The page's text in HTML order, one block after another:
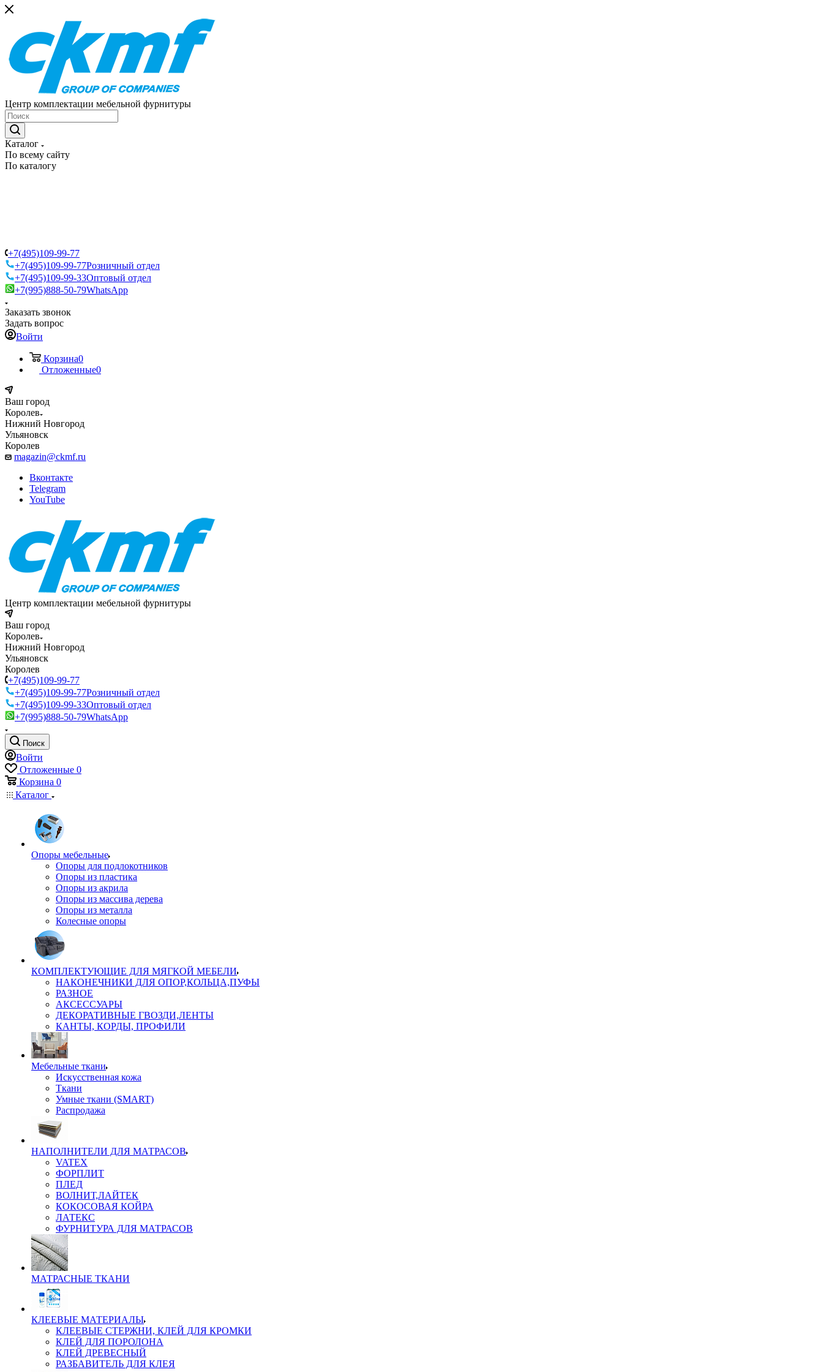
Центр комплектации мебельной фурнитуры
Каталог
По всему сайту
По каталогу
+7(495)109-99-77
+7(495)109-99-77Розничный отдел
+7(495)109-99-33Оптовый отдел
+7(995)888-50-79WhatsApp
Заказать звонок
Задать вопрос
Войти
Корзина0
Отложенные0
Ваш город
Королев
Нижний Новгород
Ульяновск
Королев
magazin@ckmf.ru
Вконтакте
Telegram
YouTube
Центр комплектации мебельной фурнитуры
Ваш город
Королев
Нижний Новгород
Ульяновск
Королев
+7(495)109-99-77
+7(495)109-99-77Розничный отдел
+7(495)109-99-33Оптовый отдел
+7(995)888-50-79WhatsApp
Поиск
Войти
Отложенные 0
Корзина 0
Каталог
Опоры мебельные
Опоры для подлокотников
Опоры из пластика
Опоры из акрила
Опоры из массива дерева
Опоры из металла
Колесные опоры
КОМПЛЕКТУЮЩИЕ ДЛЯ МЯГКОЙ МЕБЕЛИ
НАКОНЕЧНИКИ ДЛЯ ОПОР,КОЛЬЦА,ПУФЫ
РАЗНОЕ
АКСЕССУАРЫ
ДЕКОРАТИВНЫЕ ГВОЗДИ,ЛЕНТЫ
КАНТЫ, КОРДЫ, ПРОФИЛИ
Мебельные ткани
Искусственная кожа
Ткани
Умные ткани (SMART)
Распродажа
НАПОЛНИТЕЛИ ДЛЯ МАТРАСОВ
VATEX
ФОРПЛИТ
ПЛЕД
ВОЛНИТ,ЛАЙТЕК
КОКОСОВАЯ КОЙРА
ЛАТЕКС
ФУРНИТУРА ДЛЯ МАТРАСОВ
МАТРАСНЫЕ ТКАНИ
КЛЕЕВЫЕ МАТЕРИАЛЫ
КЛЕЕВЫЕ СТЕРЖНИ, КЛЕЙ ДЛЯ КРОМКИ
КЛЕЙ ДЛЯ ПОРОЛОНА
КЛЕЙ ДРЕВЕСНЫЙ
РАЗБАВИТЕЛЬ ДЛЯ КЛЕЯ